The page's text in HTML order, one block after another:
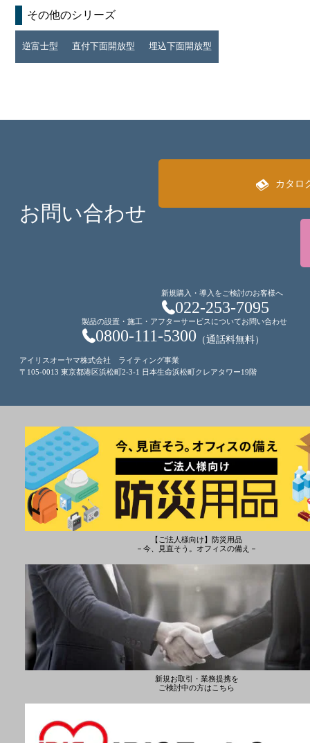
その他のシリーズ
逆富士型 直付下面開放型 埋込下面開放型
お問い合わせ
カタロ
新規購入・導入をご検討のお客様へ
022-253-7095
製品の設置・施工・アフターサービスについてお問い合わせ
0800-111-5300 （通話料無料）
アイリスオーヤマ株式会社 ライティング事業
〒105-0013 東京都港区浜松町2-3-1 日本生命浜松町クレアタワー19階
【ご法人様向け】防災用品
－今、見直そう。オフィスの備え－
新規お取引・業務提携を
ご検討中の方はこちら